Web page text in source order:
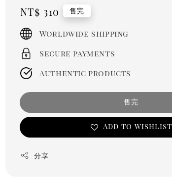
Regular
price
NT$ 310 售完
Worldwide shipping
Secure payments
Authentic products
售完
Add to wishlist
分享